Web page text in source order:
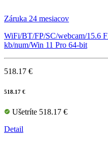
Záruka 24 mesiacov
WiFi/BT/FP/SC/webcam/15.6
kb/num/Win 11 Pro 64-bit
518.17 €
518.17 €
Ušetríte 518.17 €
Detail